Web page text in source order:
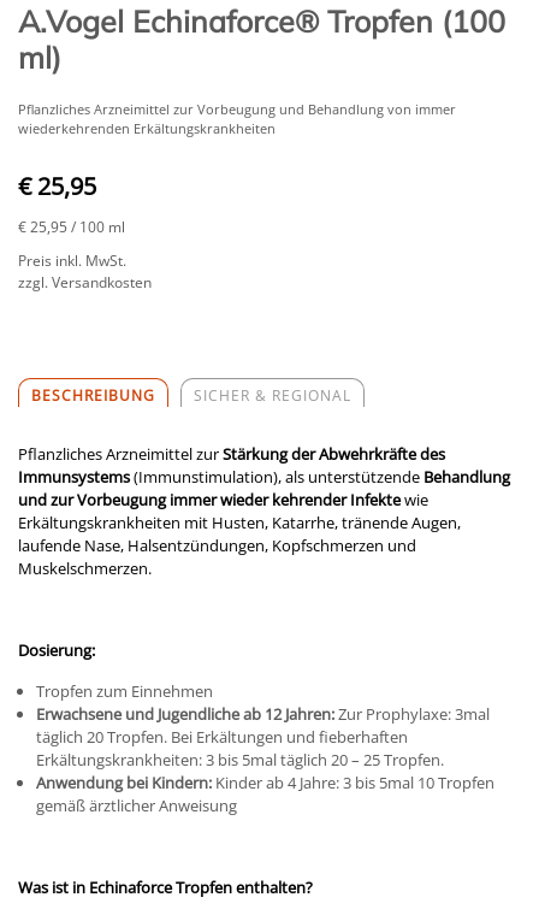
A.Vogel Echinaforce® Tropfen (100
ml)
Pflanzliches Arzneimittel zur Vorbeugung und Behandlung von immer
wiederkehrenden Erkältungskrankheiten
€ 25,95
€ 25,95 / 100 ml
Preis inkl. MwSt.
zzgl. Versandkosten
BESCHREIBUNG SICHER & REGIONAL
Pflanzliches Arzneimittel zurStärkung der Abwehrkräfte des
Immunsystems(Immunstimulation), als unterstützende Behandlung
und zur Vorbeugung immer wieder kehrender Infektewie
Erkältungskrankheiten mit Husten, Katarrhe, tränende Augen,
laufende Nase, Halsentzündungen, Kopfschmerzen und
Muskelschmerzen.
Dosierung:
Tropfen zum Einnehmen
Erwachsene und Jugendliche ab 12 Jahren:Zur Prophylaxe: 3mal
täglich 20 Tropfen. Bei Erkältungen und fieberhaften
Erkältungskrankheiten: 3 bis 5mal täglich 20 – 25 Tropfen.
Anwendung bei Kindern: Kinder ab 4 Jahre: 3 bis 5mal 10 Tropfen
gemäß ärztlicher Anweisung
Was ist in Echinaforce Tropfen enthalten?